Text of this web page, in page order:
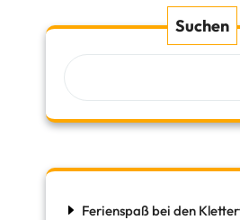
Suchen
Ferienspaß bei den